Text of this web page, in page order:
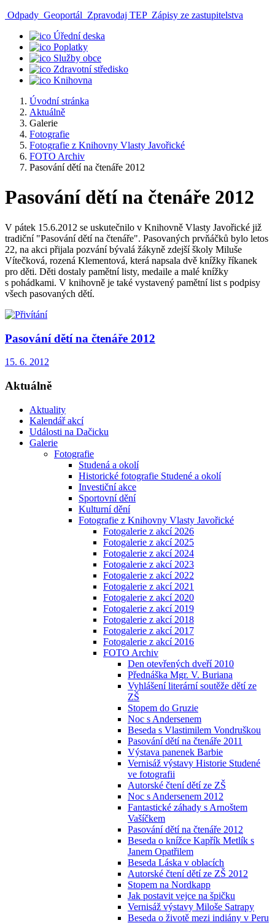
Odpady Geoportál Zpravodaj TEP Zápisy ze zastupitelstva
Úřední deska
Poplatky
Služby obce
Zdravotní středisko
Knihovna
Úvodní stránka
Aktuálně
Galerie
Fotografie
Fotografie z Knihovny Vlasty Javořické
FOTO Archiv
Pasování dětí na čtenáře 2012
Pasování dětí na čtenáře 2012
V pátek 15.6.2012 se uskutečnilo v Knihovně Vlasty Javořické již
tradiční "Pasování dětí na čtenáře". Pasovaných prvňáčků bylo letos
22, na akci přijala pozvání bývalá žákyně zdejší školy Miluše
Vítečková, rozená Klementová, která napsala dvě knížky říkanek
pro děti. Děti dostaly pamětní listy, medaile a malé knížky
s pohádkami. V knihovně je také vystavený pamětní list s podpisy
všech pasovaných dětí.
Pasování dětí na čtenáře 2012
15. 6. 2012
Aktuálně
Aktuality
Kalendář akcí
Události na Dačicku
Galerie
Fotografie
Studená a okolí
Historické fotografie Studené a okolí
Investiční akce
Sportovní dění
Kulturní dění
Fotografie z Knihovny Vlasty Javořické
Fotogalerie z akcí 2026
Fotogalerie z akcí 2025
Fotogalerie z akcí 2024
Fotogalerie z akcí 2023
Fotogalerie z akcí 2022
Fotogalerie z akcí 2021
Fotogalerie z akcí 2020
Fotogalerie z akcí 2019
Fotogalerie z akcí 2018
Fotogalerie z akcí 2017
Fotogalerie z akcí 2016
FOTO Archiv
Den otevřených dveří 2010
Přednáška Mgr. V. Buriana
Vyhlášení literární soutěže dětí ze
ZŠ
Stopem do Gruzie
Noc s Andersenem
Beseda s Vlastimilem Vondruškou
Pasování dětí na čtenáře 2011
Výstava panenek Barbie
Vernisáž výstavy Historie Studené
ve fotografii
Autorské čtení dětí ze ZŠ
Noc s Andersenem 2012
Fantastické záhady s Arnoštem
Vašíčkem
Pasování dětí na čtenáře 2012
Beseda o knížce Kapřík Metlík s
Janem Opatřilem
Beseda Láska v oblacích
Autorské čtení dětí ze ZŠ 2012
Stopem na Nordkapp
Jak postavit vejce na špičku
Vernisáž výstavy Miloše Satrapy
Beseda o životě mezi indiány v Peru